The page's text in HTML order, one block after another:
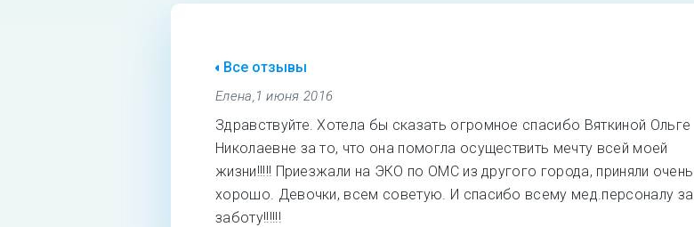
Все отзывы
Елена,1 июня 2016
Здравствуйте. Хотела бы сказать огромное спасибо Вяткиной Ольге
Николаевне за то, что она помогла осуществить мечту всей моей
жизни!!!!! Приезжали на ЭКО по ОМС из другого города, приняли очень
хорошо. Девочки, всем советую. И спасибо всему мед.персоналу за
заботу!!!!!!